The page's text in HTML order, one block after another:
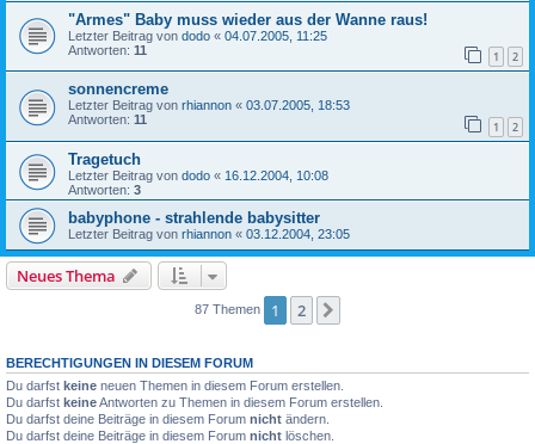
"Armes" Baby muss wieder aus der Wanne raus!
Letzter Beitrag von dodo « 04.07.2005, 11:25
Antworten: 11 1 2
sonnencreme
Letzter Beitrag von rhiannon « 03.07.2005, 18:53
Antworten: 11 1 2
Tragetuch
Letzter Beitrag von dodo « 16.12.2004, 10:08
Antworten: 3
babyphone - strahlende babysitter
Letzter Beitrag von rhiannon « 03.12.2004, 23:05
Neues Thema
87 Themen 1 2
BERECHTIGUNGEN IN DIESEM FORUM
Du darfst keine neuen Themen in diesem Forum erstellen.
Du darfst keineAntworten zu Themen in diesem Forum erstellen.
Du darfst deine Beiträge in diesem Forum nicht ändern.
Du darfst deine Beiträge in diesem Forum nicht löschen.